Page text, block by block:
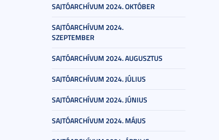
SAJTÓARCHÍVUM 2024. OKTÓBER
SAJTÓARCHÍVUM 2024.
SZEPTEMBER
SAJTÓARCHÍVUM 2024. AUGUSZTUS
SAJTÓARCHÍVUM 2024. JÚLIUS
SAJTÓARCHÍVUM 2024. JÚNIUS
SAJTÓARCHÍVUM 2024. MÁJUS